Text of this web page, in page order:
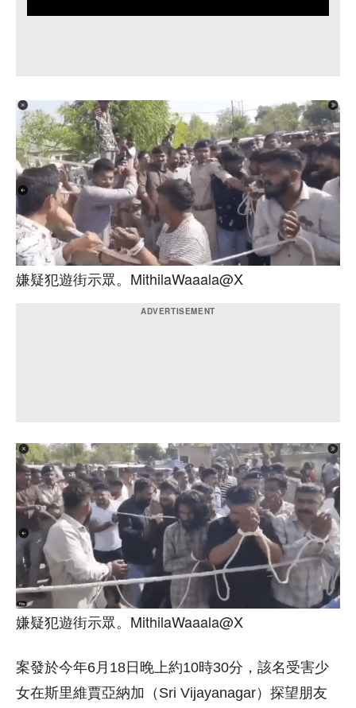
嫌疑犯遊街示眾。MithilaWaaala@X
嫌疑犯遊街示眾。MithilaWaaala@X
案發於今年6月18日晚上約10時30分，該名受害少
女在斯里維賈亞納加（Sri Vijayanagar）探望朋友